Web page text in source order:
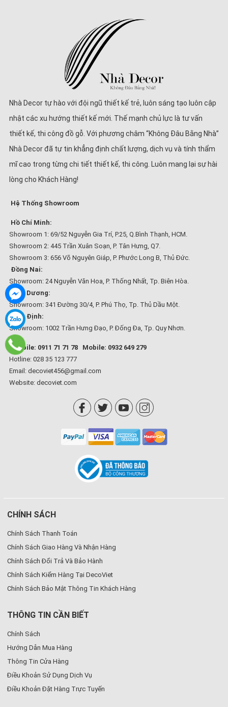
Nhà Decor tự hào với đội ngũ thiết kế trẻ, luôn sáng tạo luôn cập
nhật các xu hướng thiết kế mới. Thế mạnh chủ lực là tư vấn
thiết kế, thi công đồ gỗ. Với phương châm “Không Đâu Bằng Nhà”
Nhà Decor đã tự tin khẳng định chất lượng, dịch vụ và tính thẩm
mĩ cao trong từng chi tiết thiết kế, thi công. Luôn mang lại sự hài
lòng cho Khách Hàng!
Hệ Thống Showroom
Hồ Chí Minh:
Showroom 1: 69/52 Nguyễn Gia Trí, P.25, Q.Bình Thạnh, HCM.
Showroom 2: 445 Trần Xuân Soạn, P. Tân Hưng, Q7.
Showroom 3: 656 Võ Nguyên Giáp, P. Phước Long B, Thủ Đức.
Đồng Nai:
Showroom: 24 Nguyễn Văn Hoa, P. Thống Nhất, Tp. Biên Hòa.
Bình Dương:
Showroom: 341 Đường 30/4, P. Phú Thọ, Tp. Thủ Dầu Một.
Bình Định:
Showroom: 1002 Trần Hưng Đạo, P. Đống Đa, Tp. Quy Nhơn.
Mobile: 0911 71 71 78
Mobile: 0932 649 279
Hotline: 028 35 123 777
Email: decoviet456@gmail.com
Website: decoviet.com
CHÍNH SÁCH
Chính Sách Thanh Toán
Chính Sách Giao Hàng Và Nhận Hàng
Chính Sách Đổi Trả Và Bảo Hành
Chính Sách Kiểm Hàng Tại DecoViet
Chính Sách Bảo Mật Thông Tin Khách Hàng
THÔNG TIN CẦN BIẾT
Chính Sách
Hướng Dẫn Mua Hàng
Thông Tin Cửa Hàng
Điều Khoản Sử Dụng Dịch Vụ
Điều Khoản Đặt Hàng Trực Tuyến